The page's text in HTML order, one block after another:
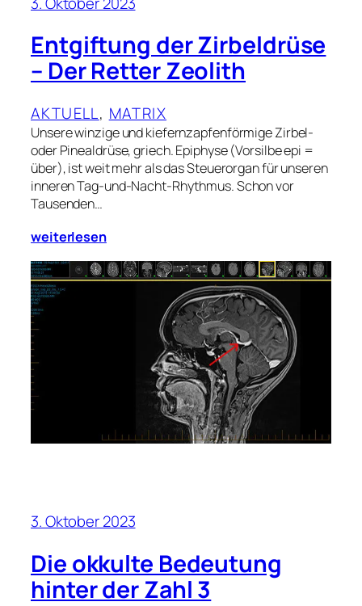
Entgiftung der Zirbeldrüse
– Der Retter Zeolith
AKTUELL, MATRIX
Unsere winzige und kiefernzapfenförmige Zirbel-
oder Pinealdrüse, griech. Epiphyse (Vorsilbe epi =
über), ist weit mehr als das Steuerorgan für unseren
inneren Tag-und-Nacht-Rhythmus. Schon vor
Tausenden…
weiterlesen
3. Oktober 2023
Die okkulte Bedeutung
hinter der Zahl 3